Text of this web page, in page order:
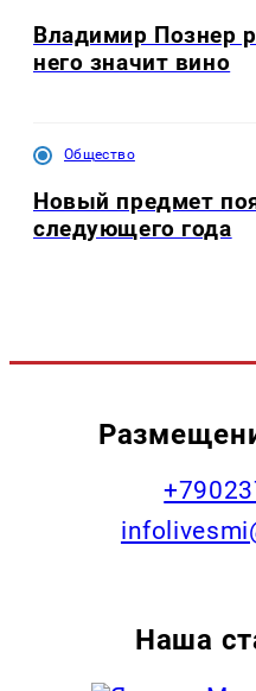
Владимир Познер
него значит вино
Общество
Новый предмет
следующего года
Наша